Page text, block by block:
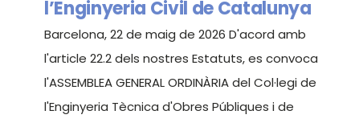
l’Enginyeria Civil de Catalunya
Barcelona, 22 de maig de 2026 D'acord amb
l'article 22.2 dels nostres Estatuts, es convoca
l'ASSEMBLEA GENERAL ORDINÀRIA del Col·legi de
l'Enginyeria Tècnica d'Obres Públiques i de